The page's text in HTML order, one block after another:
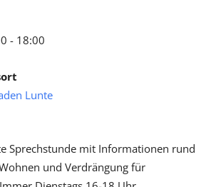
- 18:00
Lunte
Sprechstunde mit Informationen rund
und Verdrängung für